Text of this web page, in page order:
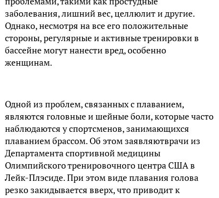
заболевания, лишний вес, целлюлит и другие.
Однако, несмотря на все его положительные
стороны, регулярные и активные тренировки в
бассейне могут нанести вред, особенно
женщинам.
Одной из проблем, связанных с плаванием,
являются головные и шейные боли, которые часто
наблюдаются у спортсменов, занимающихся
плаванием брассом. Об этом заявляютврачи из
Департамента спортивной медицины
Олимпийского тренировочного центра США в
Лейк-Плэсиде. При этом виде плавания голова
резко закидывается вверх, что приводит к